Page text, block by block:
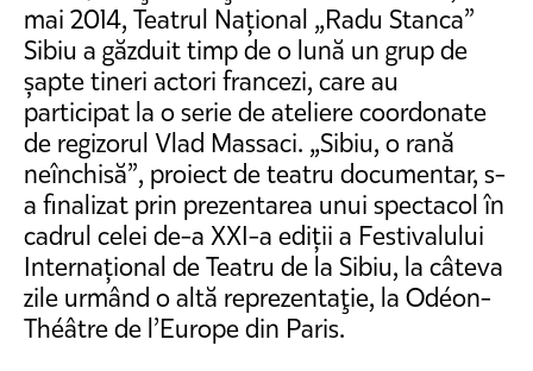
mai 2014, Teatrul Național „Radu Stanca”
Sibiu a găzduit timp de o lună un grup de
șapte tineri actori francezi, care au
participat la o serie de ateliere coordonate
de regizorul Vlad Massaci. „Sibiu, o rană
neînchisă”, proiect de teatru documentar, s-
a finalizat prin prezentarea unui spectacol în
cadrul celei de-a XXI-a ediții a Festivalului
Internațional de Teatru de la Sibiu, la câteva
zile urmând o altă reprezentaţie, la Odéon-
Théâtre de l’Europe din Paris.